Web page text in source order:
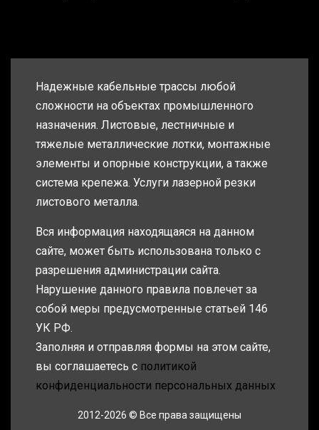
Надежные кабельные трассы любой
сложности на объектах промышленного
назначения. Листовые, лестничные и
тяжелые металлические лотки, монтажные
элементы и опорные конструкции, а также
система крепежа. Услуги лазерной резки
листового металла.
Вся информация находящаяся на данном
сайте, может быть использована только с
разрешения администрации сайта.
Нарушение данного правила повлечет за
собой меры предусмотренные статьей 146
УК РФ.
Заполняя и отправляя формы на этом сайте,
вы соглашаетесь с политикой
конфиденциальности персональных данных
2012-2026 © Все права защищены